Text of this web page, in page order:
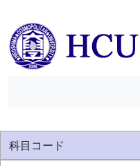
科目コード